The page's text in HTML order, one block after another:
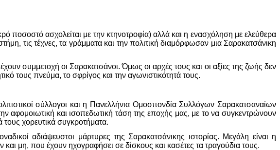
ποσοστό ασχολείται με την κτηνοτροφία) αλλά και η ενασχόληση με ελεύθερα
τις τέχνες, τα γράμματα και την πολιτική διαμόρφωσαν μια Σαρακατσάνικη
συμμετοχή οι Σαρακατσάνοι. Όμως οι αρχές τους και οι αξίες της ζωής δεν
τους πνεύμα, το σφρίγος και την αγωνιστικότητά τους.
σύλλογοι και η Πανελλήνια Ομοσπονδία Συλλόγων Σαρακατσαναίων
και ισοπεδωτική τάση της εποχής μας, με το να συγκεντρώνουν
χορευτικά συγκροτήματα.
αδιάψευστοι μάρτυρες της Σαρακατσάνικης ιστορίας. Μεγάλη είναι η
μη, που έχουν ηχογραφήσει σε δίσκους και κασέτες τα τραγούδια τους.